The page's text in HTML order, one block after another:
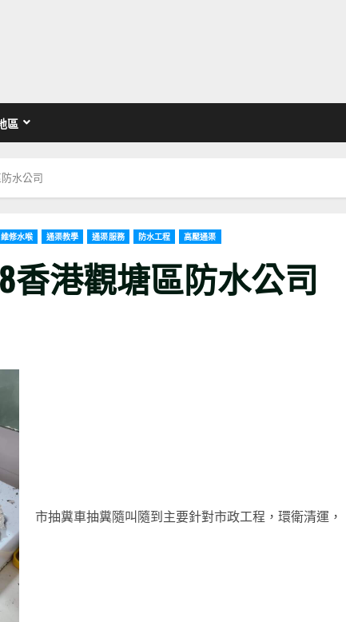
區
水公司
維修水喉 通渠教學 通渠服務 防水工程 高壓通渠
香港觀塘區防水公司
市抽糞車抽糞隨叫隨到主要針對市政工程，環衛清運，